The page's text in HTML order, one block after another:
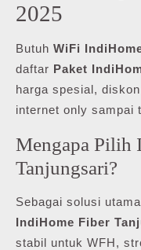
2025
Butuh WiFi
daftar Paket
harga spesial,
internet only sampai
Mengapa Pilih
Tanjungsari?
Sebagai solusi utama
IndiHome Fiber
stabil untuk WFH,